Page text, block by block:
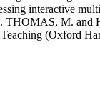
interactive
THOMAS, M.
(Oxford